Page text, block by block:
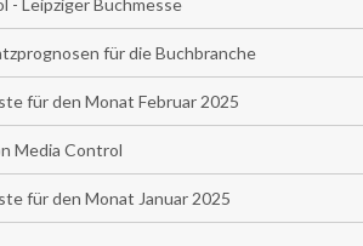
- Leipziger Buchmesse
für die Buchbranche
für den Monat Februar 2025
Media Control
für den Monat Januar 2025